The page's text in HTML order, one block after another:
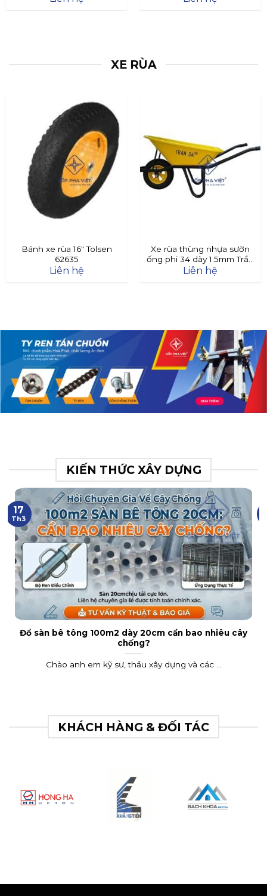
XE RÙA
Bánh xe rùa 16″ Tolsen
62635
Liên hệ
Xe rùa thùng nhựa sườn
ống phi 34 dày 1.5mm Trần
Đà
Liên hệ
KIẾN THỨC XÂY DỰNG
Đổ sàn bê tông 100m2 dày 20cm cần bao nhiêu cây
chống?
Chào anh em kỹ sư, thầu xây dựng và các ...
17
Th3
KHÁCH HÀNG & ĐỐI TÁC